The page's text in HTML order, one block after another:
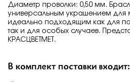
Диаметр проволки: 0,50 мм.
универсальным украшением для
идеально подходящим как для
так и для особых случаев.
КРАСЦВЕТМЕТ.
В комплект поставки входит: